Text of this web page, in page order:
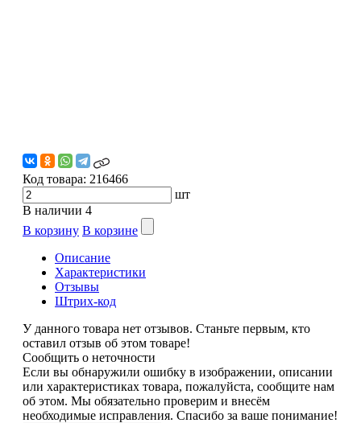
Код товара: 216466
шт
В наличии 4
В корзину В корзине
Описание
Характеристики
Отзывы
Штрих-код
У данного товара нет отзывов. Станьте первым, кто
оставил отзыв об этом товаре!
Сообщить о неточности
Если вы обнаружили ошибку в изображении, описании
или характеристиках товара, пожалуйста, сообщите нам
об этом. Мы обязательно проверим и внесём
необходимые исправления. Спасибо за ваше понимание!